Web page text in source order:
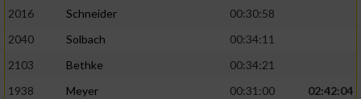
2016
Schneider
00:30:58
2040
Solbach
00:34:11
2103
Bethke
00:34:21
1938
Meyer 00:31:00
02:42:04